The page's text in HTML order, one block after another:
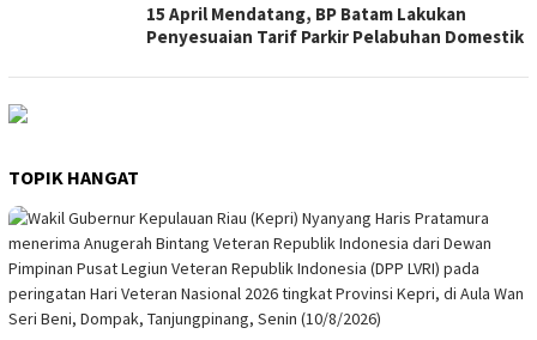
15 April Mendatang, BP Batam Lakukan
Penyesuaian Tarif Parkir Pelabuhan Domestik
TOPIK HANGAT